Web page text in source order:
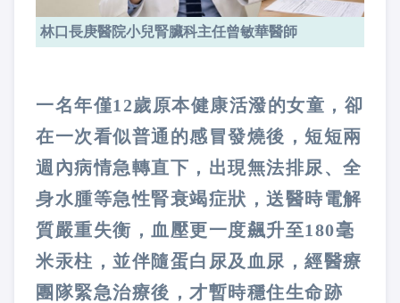
林口長庚醫院小兒腎臟科主任曾敏華醫師
一名年僅12歲原本健康活潑的女童，卻
在一次看似普通的感冒發燒後，短短兩
週內病情急轉直下，出現無法排尿、全
身水腫等急性腎衰竭症狀，送醫時電解
質嚴重失衡，血壓更一度飆升至180毫
米汞柱，並伴隨蛋白尿及血尿，經醫療
團隊緊急治療後，才暫時穩住生命跡